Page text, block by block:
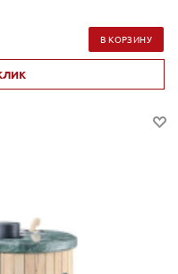
В КОРЗИНУ